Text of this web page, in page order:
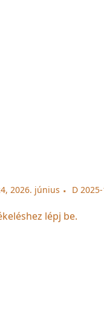
2026. június D
lépj be.